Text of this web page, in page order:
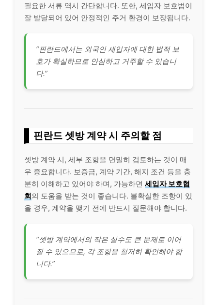
필요한 서류 역시 간단합니다. 또한, 세입자 보호법이
잘 발달되어 있어 안정적인 주거 환경이 보장됩니다.
“핀란드에서는 외국인 세입자에 대한 법적 보
호가 확실하므로 안심하고 거주할 수 있습니
다.”
핀란드 셋방 계약 시 주의할 점
셋방 계약 시, 세부 조항을 면밀히 검토하는 것이 매
우 중요합니다. 보증금, 계약 기간, 해지 조건 등을 충
분히 이해하고 있어야 하며, 가능하면 세입자 보호협
회의 도움을 받는 것이 좋습니다. 불확실한 조항이 있
을 경우, 계약을 맺기 전에 반드시 질문해야 합니다.
“셋방 계약에서의 작은 실수도 큰 문제로 이어
질 수 있으므로, 각 조항을 철저히 확인해야 합
니다.”